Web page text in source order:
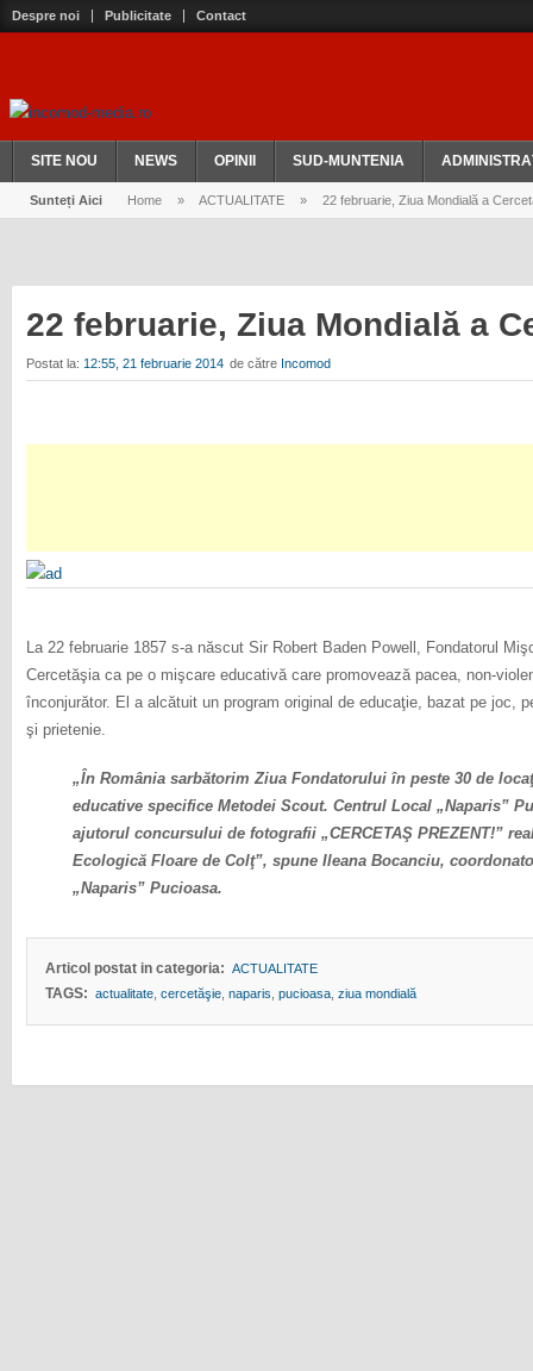
Despre noi Publicitate Contact
SITE NOU NEWS OPINII SUD-MUNTENIA
Sunteți Aici Home » ACTUALITATE » 22 februarie, Ziua Mondială a
22 februarie, Ziua Mondială a
Postat la: 12:55, 21 februarie 2014 de către Incomod
La 22 februarie 1857 s-a născut Sir Robert Baden Powell, Fondatorul
Cercetăşia ca pe o mişcare educativă care promovează pacea, non-
înconjurător. El a alcătuit un program original de educaţie, bazat pe joc,
şi prietenie.
„În România sarbătorim Ziua Fondatorului în peste 30 de
educative specifice Metodei Scout. Centrul Local „Naparis”
ajutorul concursului de fotografii „CERCETAŞ PREZENT!”
Ecologică Floare de Colţ”, spune Ileana Bocanciu,
„Naparis” Pucioasa.
Articol postat in categoria: ACTUALITATE
TAGS: actualitate, cercetăşie, naparis pucioasa, ziua mondială